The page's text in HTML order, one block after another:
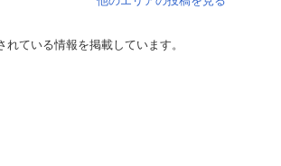
ている情報を掲載しています。